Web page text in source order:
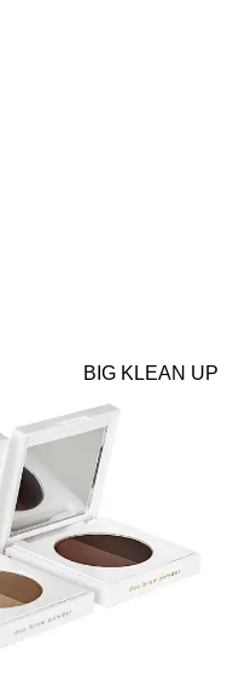
BIG KLEAN UP